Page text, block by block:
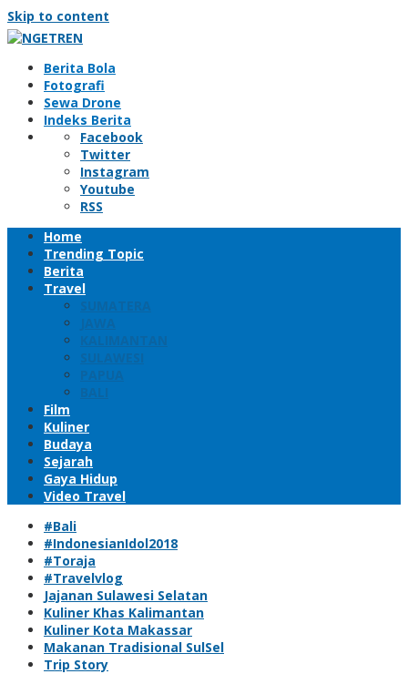
Skip to content
Berita Bola
Fotografi
Sewa Drone
Indeks Berita
Facebook
Twitter
Instagram
Youtube
RSS
Home
Trending Topic
Berita
Travel
SUMATERA
JAWA
KALIMANTAN
SULAWESI
PAPUA
BALI
Film
Kuliner
Budaya
Sejarah
Gaya Hidup
Video Travel
#Bali
#IndonesianIdol2018
#Toraja
#Travelvlog
Jajanan Sulawesi Selatan
Kuliner Khas Kalimantan
Kuliner Kota Makassar
Makanan Tradisional SulSel
Trip Story